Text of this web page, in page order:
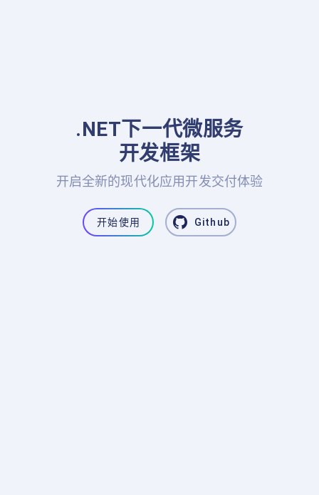
.NET下一代微服务
开发框架
开启全新的现代化应用开发交付体验
开始使用 Github